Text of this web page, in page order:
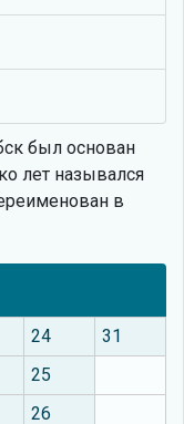
был основан
лет назывался
в
24
31
25
26